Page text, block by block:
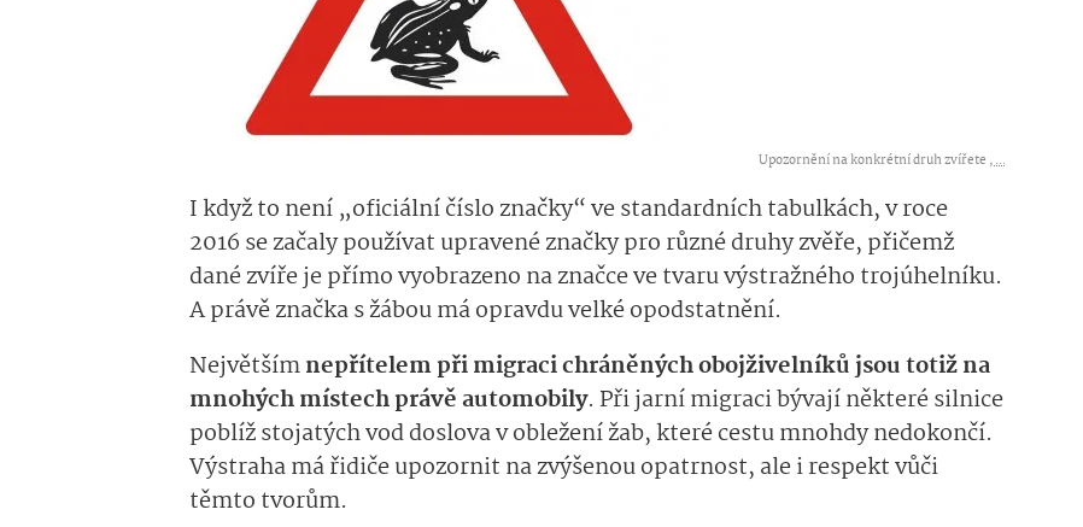
Upozornění na konkrétní druh zvířete ,...
I když to není „oficiální číslo značky“ ve standardních tabulkách, v roce
2016 se začaly používat upravené značky pro různé druhy zvěře, přičemž
dané zvíře je přímo vyobrazeno na značce ve tvaru výstražného trojúhelníku.
A právě značka s žábou má opravdu velké opodstatnění.
Největšímnepřítelem při migraci chráněných obojživelníků jsou totiž na
mnohých místech právě automobily. Při jarní migraci bývají některé silnice
poblíž stojatých vod doslova v obležení žab, které cestu mnohdy nedokončí.
Výstraha má řidiče upozornit na zvýšenou opatrnost, ale i respekt vůči
těmto tvorům.